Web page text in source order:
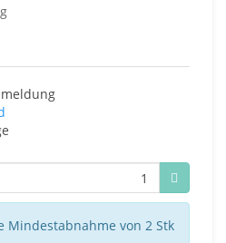
Mindestabnahme von 2 Stk